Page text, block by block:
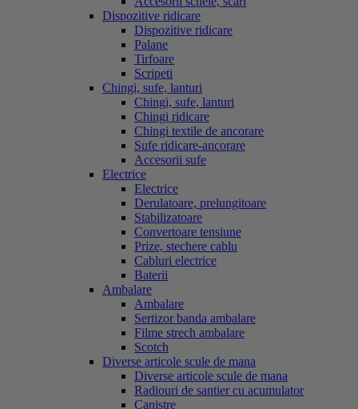
Dispozitive ridicare
Dispozitive ridicare
Palane
Tirfoare
Scripeti
Chingi, sufe, lanturi
Chingi, sufe, lanturi
Chingi ridicare
Chingi textile de ancorare
Sufe ridicare-ancorare
Accesorii sufe
Electrice
Electrice
Derulatoare, prelungitoare
Stabilizatoare
Convertoare tensiune
Prize, stechere cablu
Cabluri electrice
Baterii
Ambalare
Ambalare
Sertizor banda ambalare
Filme strech ambalare
Scotch
Diverse articole scule de mana
Diverse articole scule de mana
Radiouri de santier cu acumulator
Canistre